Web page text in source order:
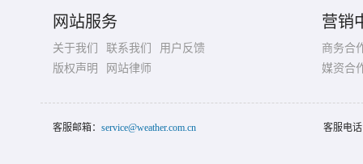
网站服务
关于我们 联系我们
用户反馈
版权声明
网站律师
营销
商务合
媒资合
客服邮箱： service@weather.com.cn 客服电